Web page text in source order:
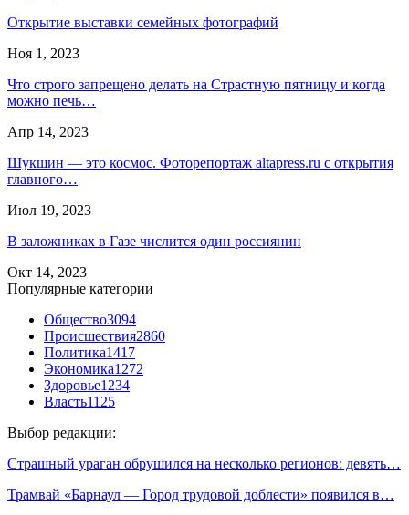
Открытие выставки семейных фотографий
Ноя 1, 2023
Что строго запрещено делать на Страстную пятницу и когда
можно печь…
Апр 14, 2023
Шукшин — это космос. Фоторепортаж altapress.ru с открытия
главного…
Июл 19, 2023
В заложниках в Газе числится один россиянин
Окт 14, 2023
Популярные категории
Общество3094
Происшествия2860
Политика1417
Экономика1272
Здоровье1234
Власть1125
Выбор редакции:
Страшный ураган обрушился на несколько регионов: девять…
Трамвай «Барнаул — Город трудовой доблести» появился в…